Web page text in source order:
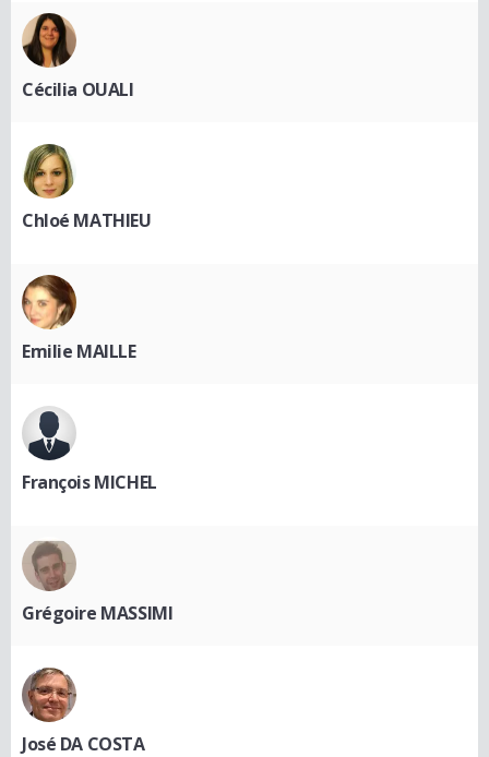
Cécilia OUALI
Chloé MATHIEU
Emilie MAILLE
François MICHEL
Grégoire MASSIMI
José DA COSTA